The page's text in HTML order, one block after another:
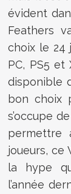
évident
Feathers
choix le 24
PC, PS5 et
disponible
bon choix
s’occupe
permettre
joueurs, ce
la hype
l’année